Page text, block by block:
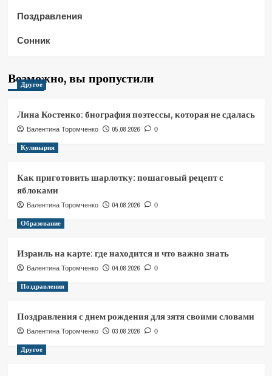
Поздравления
Сонник
Возможно, вы пропустили
Другое
Лина Костенко: биография поэтессы, которая не сдалась
Валентина Торомченко 05.08.2026 0
Кулинария
Как приготовить шарлотку: пошаговый рецепт с
яблоками
Валентина Торомченко 04.08.2026 0
Образование
Израиль на карте: где находится и что важно знать
Валентина Торомченко 04.08.2026 0
Поздравления
Поздравления с днем рождения для зятя своими словами
Валентина Торомченко 03.08.2026 0
Другое